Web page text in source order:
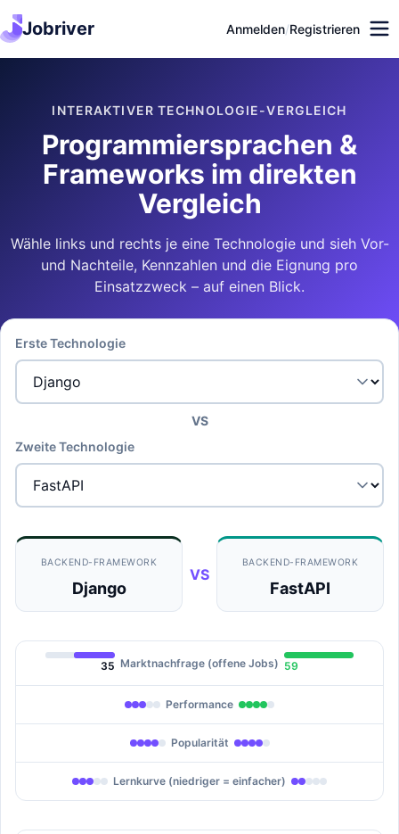
Jobriver Anmelden/Registrieren
INTERAKTIVER TECHNOLOGIE-VERGLEICH
Programmiersprachen &
Frameworks im direkten
Vergleich
Wähle links und rechts je eine Technologie und sieh Vor-
und Nachteile, Kennzahlen und die Eignung pro
Einsatzzweck – auf einen Blick.
Erste Technologie
VS
Zweite Technologie
BACKEND-FRAMEWORK
Django
VS
BACKEND-FRAMEWORK
FastAPI
35 Marktnachfrage (offene Jobs) 59
Performance
Popularität
Lernkurve (niedriger = einfacher)